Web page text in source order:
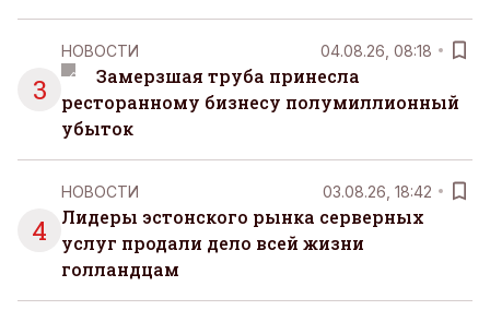
3
НОВОСТИ 04.08.26, 08:18
Замерзшая труба принесла
ресторанному бизнесу полумиллионный
убыток
4
НОВОСТИ 03.08.26, 18:42
Лидеры эстонского рынка серверных
услуг продали дело всей жизни
голландцам